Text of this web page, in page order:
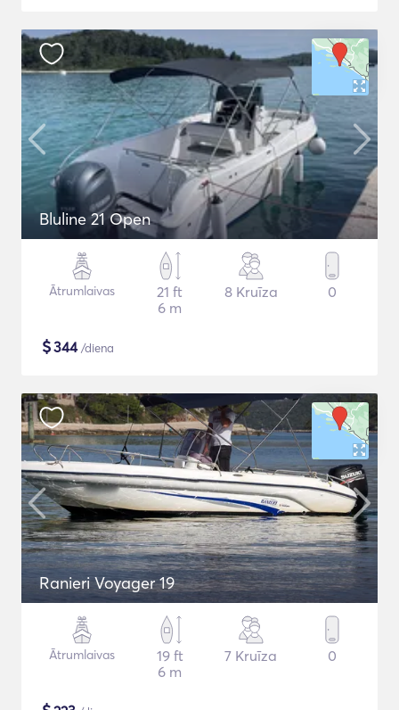
Bluline 21 Open
Ātrumlaivas
21 ft
6 m
8 Kruīza 0
$344/diena
Ranieri Voyager 19
Ātrumlaivas
19 ft
6 m
7 Kruīza 0